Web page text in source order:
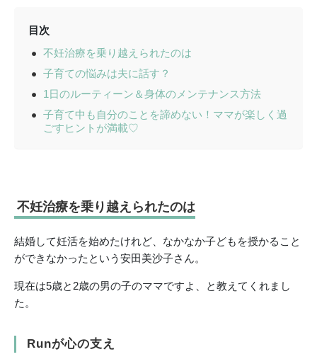
目次
不妊治療を乗り越えられたのは
子育ての悩みは夫に話す？
1日のルーティーン＆身体のメンテナンス方法
子育て中も自分のことを諦めない！ママが楽しく過
ごすヒントが満載♡
不妊治療を乗り越えられたのは
結婚して妊活を始めたけれど、なかなか子どもを授かること
ができなかったという安田美沙子さん。
現在は5歳と2歳の男の子のママですよ、と教えてくれまし
た。
Runが心の支え